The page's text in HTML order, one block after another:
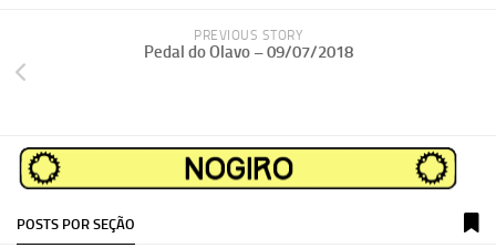
PREVIOUS STORY
Pedal do Olavo – 09/07/2018
POSTS POR SEÇÃO